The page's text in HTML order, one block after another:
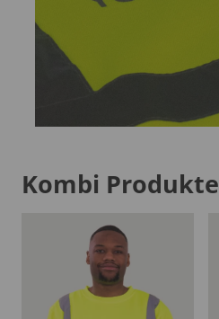
Kombi Produkte